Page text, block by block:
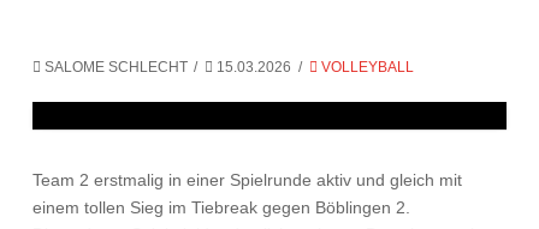
SALOME SCHLECHT 15.03.2026 VOLLEYBALL
Team 2 erstmalig in einer Spielrunde aktiv und gleich mit
einem tollen Sieg im Tiebreak gegen Böblingen 2.